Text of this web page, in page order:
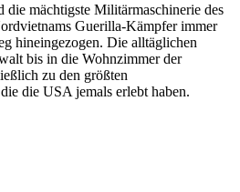
die mächtigste Militärmaschinerie des
Guerilla-Kämpfer immer
hineingezogen. Die alltäglichen
bis in die Wohnzimmer der
zu den größten
die USA jemals erlebt haben.